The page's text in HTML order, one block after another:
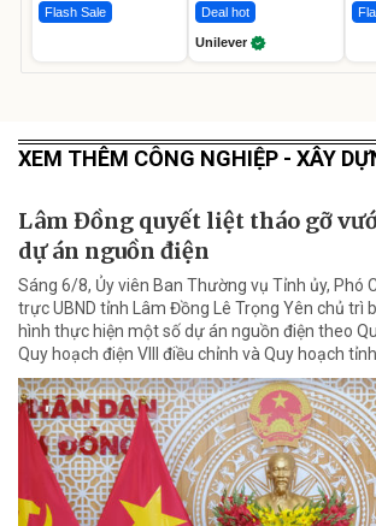
Flash Sale Deal hot
Unilever
XEM THÊM CÔNG NGHIỆP - XÂY
Lâm Đồng quyết liệt tháo gỡ
dự án nguồn điện
Sáng 6/8, Ủy viên Ban Thường vụ Tỉnh ủy, Phó
trực UBND tỉnh Lâm Đồng Lê Trọng Yên chủ trì
hình thực hiện một số dự án nguồn điện theo
Quy hoạch điện VIII điều chỉnh và Quy hoạch